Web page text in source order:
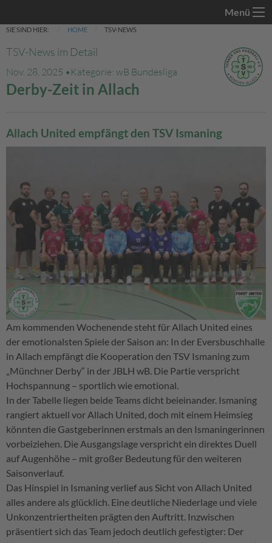
Menü
SIE SIND HIER: HOME TSV-NEWS
TSV-News im Detail
Nov. 28, 2025 • Kategorie: wB Bundesliga
Derby-Zeit in Allach
Allach United empfängt den TSV Ismaning
Am kommenden Wochenende steht für Allach United eines
der emotionalsten Spiele der Saison an: In der Eversbuschhalle
in Allach empfängt die Kooperation den TSV Ismaning zum
„Münchner Derby“ in der JBLH wB. Die Partie verspricht
Hochspannung – sportlich wie emotional.
In der Tabelle liegen beide Teams dicht beieinander. Ismaning
rangiert aktuell vor Allach United, doch mit einem Heimsieg
könnten die Gastgeberinnen erstmals an den Ismaningerinnen
vorbeiziehen. Die Ausgangslage verspricht ein direktes Duell
auf Augenhöhe – mit großer Bedeutung für den weiteren
Saisonverlauf.
Das Hinspiel in Ismaning verlief aus Sicht von Allach United
alles andere als glücklich. Eine deutliche Niederlage und viele
Unkonzentriertheiten prägten den Auftritt. Inzwischen
präsentiert sich das Team jedoch deutlich gefestigter: Der